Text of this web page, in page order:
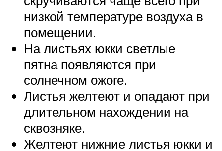
низкой температуре воздуха в
помещении.
На листьях юкки светлые
пятна появляются при
солнечном ожоге.
Листья желтеют и опадают при
длительном нахождении на
сквозняке.
Желтеют нижние листья юкки и